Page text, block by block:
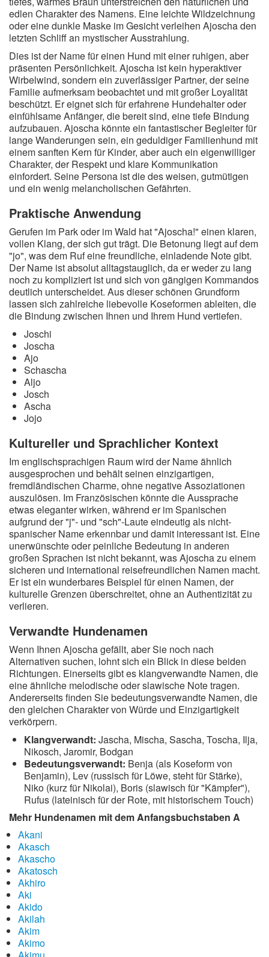
edlen Charakter des Namens. Eine leichte Wildzeichnung
oder eine dunkle Maske im Gesicht verleihen Ajoscha den
letzten Schliff an mystischer Ausstrahlung.
Dies ist der Name für einen Hund mit einer ruhigen, aber
präsenten Persönlichkeit. Ajoscha ist kein hyperaktiver
Wirbelwind, sondern ein zuverlässiger Partner, der seine
Familie aufmerksam beobachtet und mit großer Loyalität
beschützt. Er eignet sich für erfahrene Hundehalter oder
einfühlsame Anfänger, die bereit sind, eine tiefe Bindung
aufzubauen. Ajoscha könnte ein fantastischer Begleiter für
lange Wanderungen sein, ein geduldiger Familienhund mit
einem sanften Kern für Kinder, aber auch ein eigenwilliger
Charakter, der Respekt und klare Kommunikation
einfordert. Seine Persona ist die des weisen, gutmütigen
und ein wenig melancholischen Gefährten.
Praktische Anwendung
Gerufen im Park oder im Wald hat "Ajoscha!" einen klaren,
vollen Klang, der sich gut trägt. Die Betonung liegt auf dem
"jo", was dem Ruf eine freundliche, einladende Note gibt.
Der Name ist absolut alltagstauglich, da er weder zu lang
noch zu kompliziert ist und sich von gängigen Kommandos
deutlich unterscheidet. Aus dieser schönen Grundform
lassen sich zahlreiche liebevolle Koseformen ableiten, die
die Bindung zwischen Ihnen und Ihrem Hund vertiefen.
Joschi
Joscha
Ajo
Schascha
Aljo
Josch
Ascha
Jojo
Kultureller und Sprachlicher Kontext
Im englischsprachigen Raum wird der Name ähnlich
ausgesprochen und behält seinen einzigartigen,
fremdländischen Charme, ohne negative Assoziationen
auszulösen. Im Französischen könnte die Aussprache
etwas eleganter wirken, während er im Spanischen
aufgrund der "j"- und "sch"-Laute eindeutig als nicht-
spanischer Name erkennbar und damit interessant ist. Eine
unerwünschte oder peinliche Bedeutung in anderen
großen Sprachen ist nicht bekannt, was Ajoscha zu einem
sicheren und international reisefreundlichen Namen macht.
Er ist ein wunderbares Beispiel für einen Namen, der
kulturelle Grenzen überschreitet, ohne an Authentizität zu
verlieren.
Verwandte Hundenamen
Wenn Ihnen Ajoscha gefällt, aber Sie noch nach
Alternativen suchen, lohnt sich ein Blick in diese beiden
Richtungen. Einerseits gibt es klangverwandte Namen, die
eine ähnliche melodische oder slawische Note tragen.
Andererseits finden Sie bedeutungsverwandte Namen, die
den gleichen Charakter von Würde und Einzigartigkeit
verkörpern.
Klangverwandt: Jascha, Mischa, Sascha, Toscha, Ilja,
Nikosch, Jaromir, Bodgan
Bedeutungsverwandt: Benja (als Koseform von
Benjamin), Lev (russisch für Löwe, steht für Stärke),
Niko (kurz für Nikolai), Boris (slawisch für "Kämpfer"),
Rufus (lateinisch für der Rote, mit historischem Touch)
Mehr Hundenamen mit dem Anfangsbuchstaben A
Akani
Akasch
Akascho
Akatosch
Akhiro
Aki
Akido
Akilah
Akim
Akimo